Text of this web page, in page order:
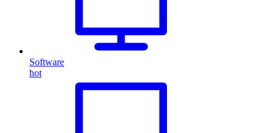
Software
hot